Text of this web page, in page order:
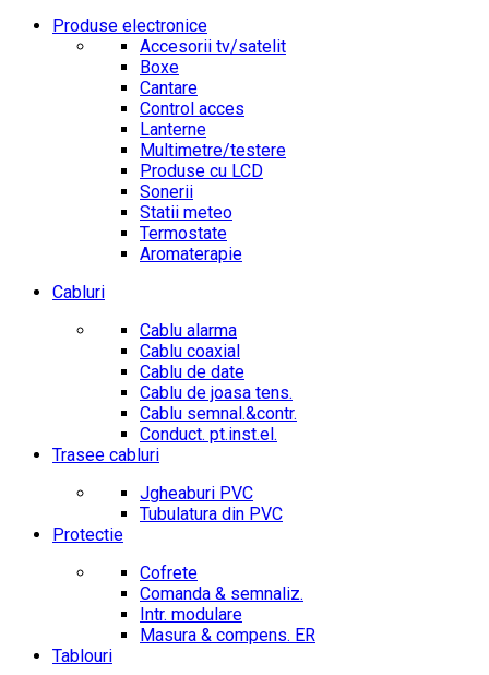
Produse electronice
Accesorii tv/satelit
Boxe
Cantare
Control acces
Lanterne
Multimetre/testere
Produse cu LCD
Sonerii
Statii meteo
Termostate
Aromaterapie
Cabluri
Cablu alarma
Cablu coaxial
Cablu de date
Cablu de joasa tens.
Cablu semnal.&contr.
Conduct. pt.inst.el.
Trasee cabluri
Jgheaburi PVC
Tubulatura din PVC
Protectie
Cofrete
Comanda & semnaliz.
Intr. modulare
Masura & compens. ER
Tablouri